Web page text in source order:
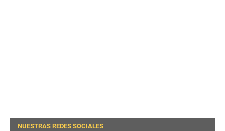
NUESTRAS REDES SOCIALES